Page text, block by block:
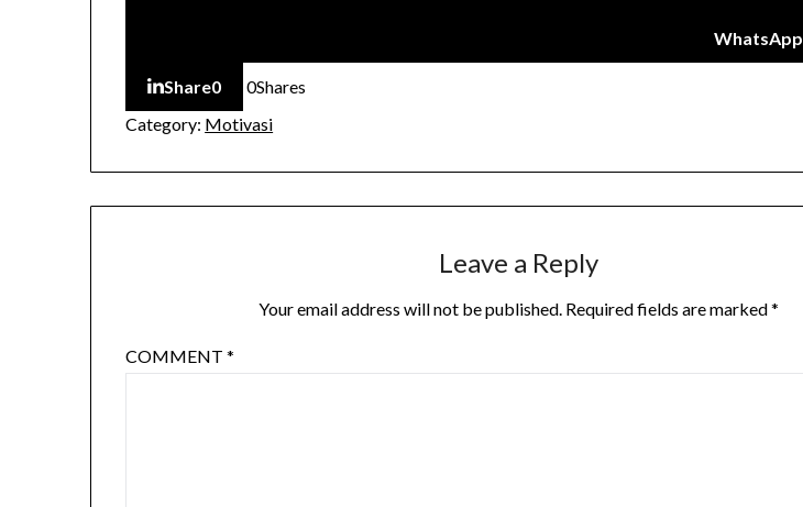
WhatsApp
Share0 0Shares
Category: Motivasi
Leave a Reply
Your email address will not be published. Required fields are marked*
COMMENT*